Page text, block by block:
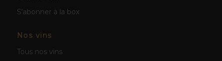
S'abonner à la box
Nos vins
Tous nos vins